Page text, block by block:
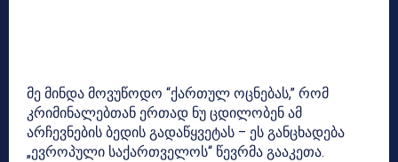
მე მინდა მოვუწოდო “ქართულ ოცნებას,” რომ
კრიმინალებთან ერთად ნუ ცდილობენ ამ
არჩევნების ბედის გადაწყვეტას – ეს განცხადება
„ევროპული საქართველოს“ წევრმა გააკეთა.